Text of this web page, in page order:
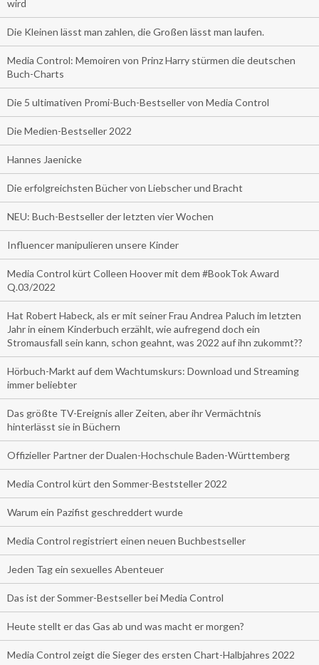
wird
Die Kleinen lässt man zahlen, die Großen lässt man laufen.
Media Control: Memoiren von Prinz Harry stürmen die deutschen
Buch-Charts
Die 5 ultimativen Promi-Buch-Bestseller von Media Control
Die Medien-Bestseller 2022
Hannes Jaenicke
Die erfolgreichsten Bücher von Liebscher und Bracht
NEU: Buch-Bestseller der letzten vier Wochen
Influencer manipulieren unsere Kinder
Media Control kürt Colleen Hoover mit dem #BookTok Award
Q.03/2022
Hat Robert Habeck, als er mit seiner Frau Andrea Paluch im letzten
Jahr in einem Kinderbuch erzählt, wie aufregend doch ein
Stromausfall sein kann, schon geahnt, was 2022 auf ihn zukommt??
Hörbuch-Markt auf dem Wachtumskurs: Download und Streaming
immer beliebter
Das größte TV-Ereignis aller Zeiten, aber ihr Vermächtnis
hinterlässt sie in Büchern
Offizieller Partner der Dualen-Hochschule Baden-Württemberg
Media Control kürt den Sommer-Beststeller 2022
Warum ein Pazifist geschreddert wurde
Media Control registriert einen neuen Buchbestseller
Jeden Tag ein sexuelles Abenteuer
Das ist der Sommer-Bestseller bei Media Control
Heute stellt er das Gas ab und was macht er morgen?
Media Control zeigt die Sieger des ersten Chart-Halbjahres 2022